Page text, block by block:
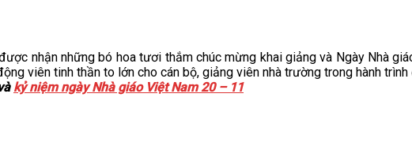
nhận những bó hoa tươi thắm chúc mừng khai giảng và Ngày Nhà
viên tinh thần to lớn cho cán bộ, giảng viên nhà trường trong hành
kỷ niệm ngày Nhà giáo Việt Nam 20 – 11